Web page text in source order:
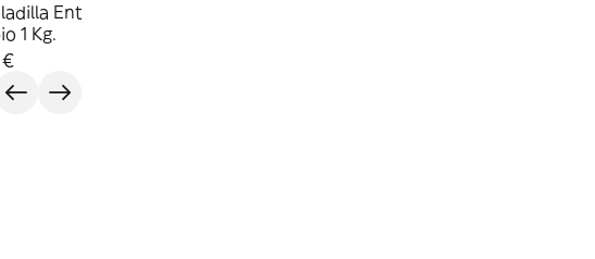
Entero
1 Kg.